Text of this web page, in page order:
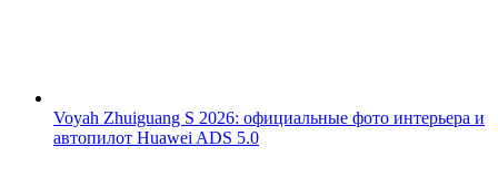
Voyah Zhuiguang S 2026: официальные фото интерьера и
автопилот Huawei ADS 5.0